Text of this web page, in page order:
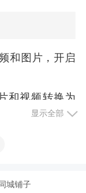
和图片，开启
和视频转换为
显示全部
同城铺子